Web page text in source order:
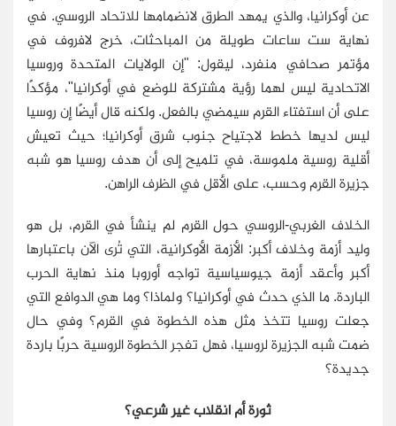
عن أوكرانيا، والذي يمهد الطرق لانضمامها للاتحاد الروسي. في
نهاية ست ساعات طويلة من المباحثات، خرج لافروف في
مؤتمر صحافي منفرد، ليقول: "إن الولايات المتحدة وروسيا
الاتحادية ليس لهما رؤية مشتركة للوضع في أوكرانيا"، مؤكدًا
على أن استفتاء القرم سيمضي بالفعل. ولكنه قال أيضًا إن روسيا
ليس لديها خطط لاجتياح جنوب شرق أوكرانيا؛ حيث تعيش
أقلية روسية ملموسة، في تلميح إلى أن هدف روسيا هو شبه
جزيرة القرم وحسب، على الأقل في الظرف الراهن.
الخلاف الغربي-الروسي حول القرم لم ينشأ في القرم، بل هو
وليد أزمة وخلاف أكبر: الأزمة الأوكرانية، التي تُرى الآن باعتبارها
أكبر وأعقد أزمة جيوسياسية تواجه أوروبا منذ نهاية الحرب
الباردة. ما الذي حدث في أوكرانيا؟ ولماذا؟ وما هي الدوافع التي
جعلت روسيا تتخذ مثل هذه الخطوة في القرم؟ وفي حال
ضمت شبه الجزيرة لروسيا، فهل تفجر الخطوة الروسية حربًا باردة
جديدة؟
ثورة أم انقلاب غير شرعي؟